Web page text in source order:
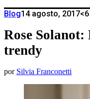
Blog14 agosto, 2017
Rose Solanot:
trendy
por Silvia Franconetti